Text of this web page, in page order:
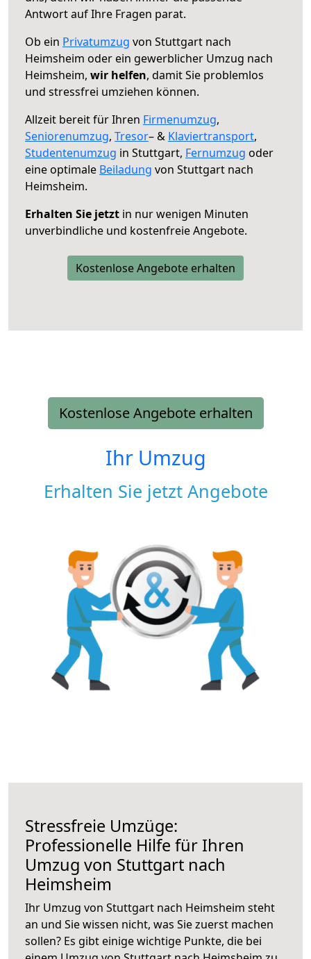
Antwort auf Ihre Fragen parat.
Ob ein Privatumzug von Stuttgart nach
Heimsheim oder ein gewerblicher Umzug nach
Heimsheim, wir helfen, damit Sie problemlos
und stressfrei umziehen können.
Allzeit bereit für Ihren Firmenumzug,
Seniorenumzug, Tresor– & Klaviertransport,
Studentenumzug in Stuttgart, Fernumzug oder
eine optimale Beiladung von Stuttgart nach
Heimsheim.
Erhalten Sie jetzt in nur wenigen Minuten
unverbindliche und kostenfreie Angebote.
Kostenlose Angebote erhalten
Kostenlose Angebote erhalten
Ihr Umzug
Erhalten Sie jetzt Angebote
Stressfreie Umzüge:
Professionelle Hilfe für Ihren
Umzug von Stuttgart nach
Heimsheim
Ihr Umzug von Stuttgart nach Heimsheim steht
an und Sie wissen nicht, was Sie zuerst machen
sollen? Es gibt einige wichtige Punkte, die bei